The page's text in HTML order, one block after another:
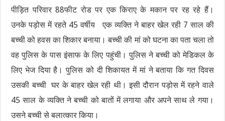
पीड़ित परिवार 88फीट रोड पर एक किराए के मकान पर रह रहे हैं।
उनके पड़ोस में रहते 45 वर्षीय एक व्यक्ति ने बाहर खेल रही 7 साल की
बच्ची को हवस का शिकार बनाया। बच्ची की मां को घटना का पता चला तो
वह पुलिस के पास इंसाफ के लिए पहुंची। पुलिस ने बच्ची को मेडिकल के
लिए भेज दिया है। पुलिस को दी शिकायत में मां ने बताया कि गत दिवस
उसकी बच्ची घर के बाहर खेल रही थी। इसी दौरान पड़ोस में रहने वाले
45 साल के व्यक्ति ने बच्ची को बातों में लगाया और अपने साथ ले गया।
उसने बच्ची से बलात्कार किया।